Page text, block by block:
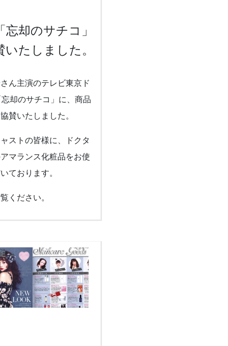
忘却のサチコ」
いたしました。
ん主演のテレビ東京ド
却のサチコ」に、商品
賛いたしました。
ストの皆様に、ドクタ
マランス化粧品をお使
ております。
ください。